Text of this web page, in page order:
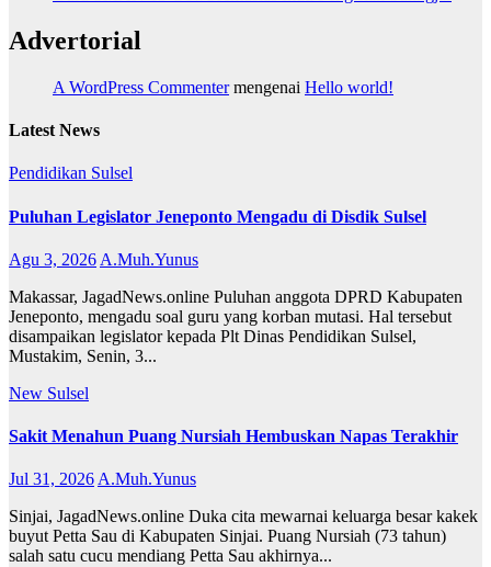
Advertorial
A WordPress Commentermengenai Hello world!
Latest News
Pendidikan Sulsel
Puluhan Legislator Jeneponto Mengadu di Disdik Sulsel
Agu 3, 2026 A.Muh.Yunus
Makassar, JagadNews.online Puluhan anggota DPRD Kabupaten
Jeneponto, mengadu soal guru yang korban mutasi. Hal tersebut
disampaikan legislator kepada Plt Dinas Pendidikan Sulsel,
Mustakim, Senin, 3...
New Sulsel
Sakit Menahun Puang Nursiah Hembuskan Napas Terakhir
Jul 31, 2026A.Muh.Yunus
Sinjai, JagadNews.online Duka cita mewarnai keluarga besar kakek
buyut Petta Sau di Kabupaten Sinjai. Puang Nursiah (73 tahun)
salah satu cucu mendiang Petta Sau akhirnya...